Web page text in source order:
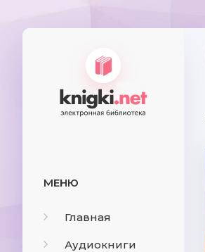
МЕНЮ
Главная
Аудиокниги